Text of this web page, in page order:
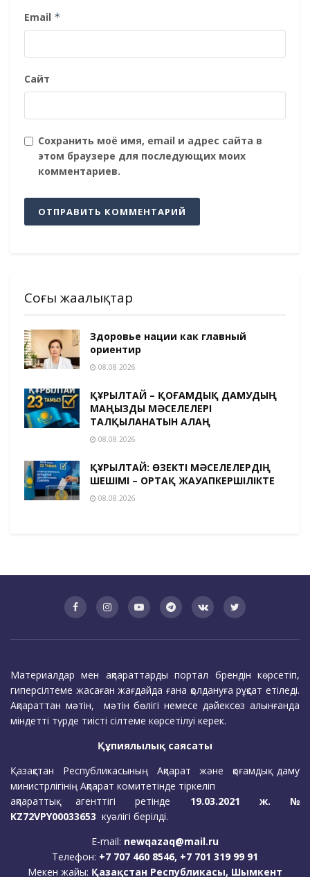
Email *
Сайт
Сохранить моё имя, email и адрес сайта в
этом браузере для последующих моих
комментариев.
Соңғы жаңалықтар
Здоровье нации как главный
ориентир
08.08.2026
ҚҰРЫЛТАЙ – ҚОҒАМДЫҚ ДАМУДЫҢ
МАҢЫЗДЫ МӘСЕЛЕЛЕРІ
ТАЛҚЫЛАНАТЫН АЛАҢ
08.08.2026
ҚҰРЫЛТАЙ: ӨЗЕКТІ МӘСЕЛЕЛЕРДІҢ
ШЕШІМІ – ОРТАҚ ЖАУАПКЕРШІЛІКТЕ
08.08.2026
Материалдар мен ақпараттарды портал брендін көрсетіп,
гиперсілтеме жасаған жағдайда ғана қолдануға рұқсат етіледі.
Ақпараттан мәтін, мәтін бөлігі немесе дәйексөз алынғанда
міндетті түрде тиісті сілтеме көрсетілуі керек.
Құпиялылық саясаты
Қазақстан Республикасының Ақпарат және қоғамдық даму
министрлігінің Ақпарат комитетінде тіркеліп
ақпараттық агенттігі ретінде 19.03.2021 ж. №
KZ72VPY00033653 куәлігі берілді.
E-mail: newqazaq@mail.ru
Телефон: +7 707 460 8546, +7 701 319 99 91
Мекен жайы: Қазақстан Республикасы, Шымкент